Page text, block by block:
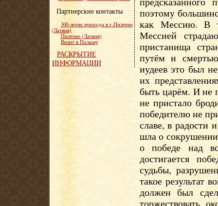
поэтому
как Мессию. В
Мессией
пристанища
путём и
иудеев это был
их
быть царём. И не
не пристало
победителю не
славе, в радости
шла о
о победе над
достигается
судьбы,
такое результат
должен был
торжествовать,
Партнерские контакты
300-летие прихода в г.Пилтене
(Латвия)
Пилтене (Латвия)
Визит в Польшу
РАСКРЫТИЕ
ИНФОРМАЦИИ